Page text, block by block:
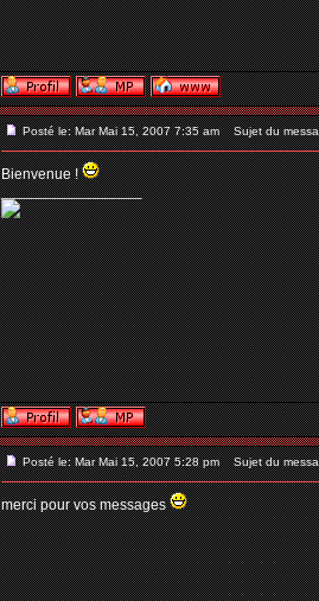
Posté le: Mar Mai 15, 2007 7:35 am Sujet du
Bienvenue !
_________________
Posté le: Mar Mai 15, 2007 5:28 pm Sujet du
merci pour vos messages